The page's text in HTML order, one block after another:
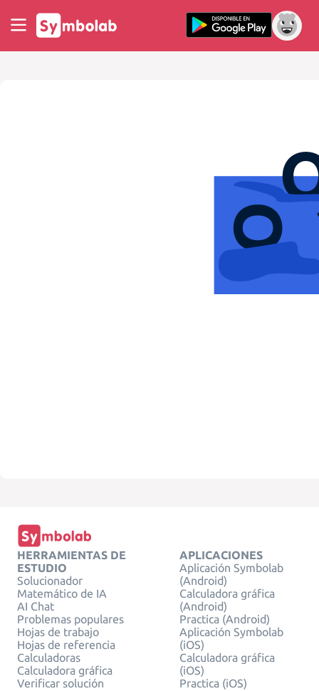
HERRAMIENTAS DE
ESTUDIO
Solucionador
Matemático de IA
AI Chat
Problemas populares
Hojas de trabajo
Hojas de referencia
Calculadoras
Calculadora gráfica
Verificar solución
APLICACIONES
Aplicación Symbolab
(Android)
Calculadora gráfica
(Android)
Practica (Android)
Aplicación Symbolab
(iOS)
Calculadora gráfica
(iOS)
Practica (iOS)